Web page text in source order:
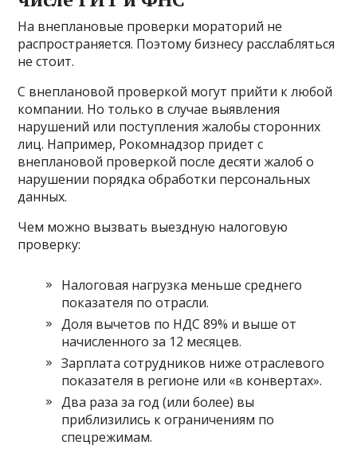
На внеплановые проверки мораторий не
распространяется. Поэтому бизнесу расслабляться
не стоит.
С внеплановой проверкой могут прийти к любой
компании. Но только в случае выявления
нарушений или поступления жалобы сторонних
лиц. Например, Рокомнадзор придет с
внеплановой проверкой после десяти жалоб о
нарушении порядка обработки персональных
данных.
Чем можно вызвать выездную налоговую
проверку:
Налоговая нагрузка меньше среднего
показателя по отрасли.
Доля вычетов по НДС 89% и выше от
начисленного за 12 месяцев.
Зарплата сотрудников ниже отраслевого
показателя в регионе или «в конвертах».
Два раза за год (или более) вы
приблизились к ограничениям по
спецрежимам.